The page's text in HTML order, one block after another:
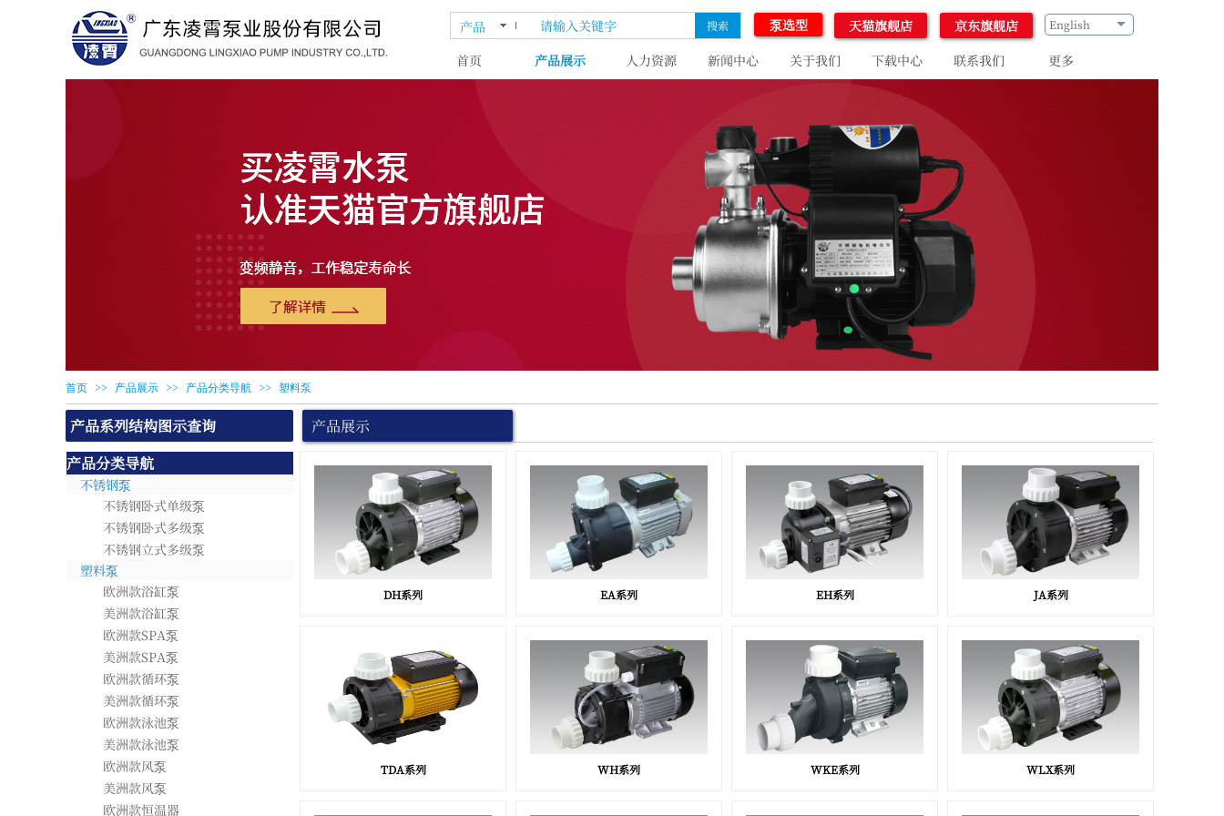
京东旗舰店
产品 搜索 English
首页 产品展示 人力资源 新闻中心 关于我们 下载中心 联系我们 更多
泵选型 天猫旗舰店
首页 >> 产品展示 >> 产品分类导航 >> 塑料泵
产品系列结构图示查询 产品展示
DH系列 EA系列 EH系列 JA系列
TDA系列 WH系列 WKE系列 WLX系列
产品分类导航
不锈钢泵
不锈钢卧式单级泵
不锈钢卧式多级泵
不锈钢立式多级泵
塑料泵
欧洲款浴缸泵
美洲款浴缸泵
欧洲款SPA泵
美洲款SPA泵
欧洲款循环泵
美洲款循环泵
欧洲款泳池泵
美洲款泳池泵
欧洲款风泵
美洲款风泵
欧洲款恒温器